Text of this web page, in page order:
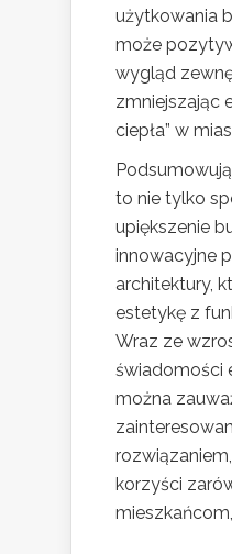
użytkowania
może
wygląd
zmniejszając
ciepła” w
to nie tylko
upiększenie
innowacyjne
architektury,
estetykę z
Wraz ze
świadomości
można
korzyści